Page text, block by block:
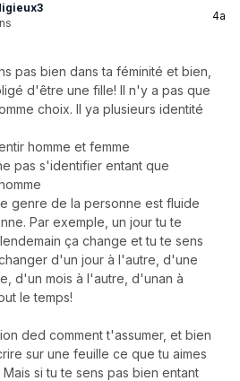
4a
pas bien dans ta féminité et bien,
d'être une fille! Il n'y a pas que
choix. Il ya plusieurs identité
homme et femme
pas s'identifier entant que
genre de la personne est fluide
Par exemple, un jour tu te
ça change et tu te sens
d'un jour à l'autre, d'une
d'un mois à l'autre, d'unan à
le temps!
ded comment t'assumer, et bien
sur une feuille ce que tu aimes
si tu te sens pas bien entant